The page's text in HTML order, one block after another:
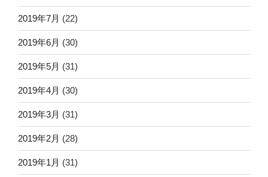
2019年7月 (22)
2019年6月 (30)
2019年5月 (31)
2019年4月 (30)
2019年3月 (31)
2019年2月 (28)
2019年1月 (31)